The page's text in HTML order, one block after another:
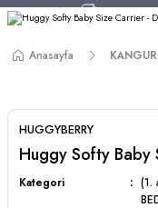
750 TL ve
Anasayfa
HUGGYBERRY
Huggy Softy Baby
Kategori
(1.